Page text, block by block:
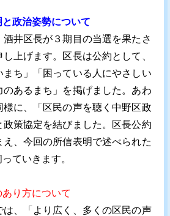
政治姿勢について
井区長が３期目の当選を果たさ
上げます。区長は公約として、
まち」「困っている人にやさしい
のあるまち」を掲げました。あわ
に、「区民の声を聴く中野区政
政策協定を結びました。区長公約
、今回の所信表明で述べられた
ていきます。
あり方について
、「より広く、多くの区民の声